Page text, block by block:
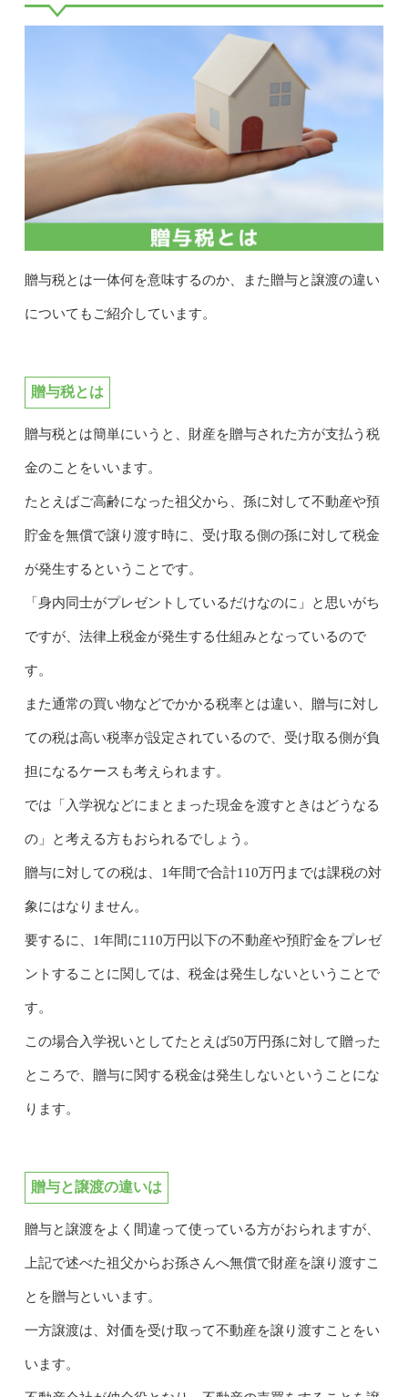
贈与税とは一体何を意味するのか、また贈与と譲渡の違い
についてもご紹介しています。
贈与税とは
贈与税とは簡単にいうと、財産を贈与された方が支払う税
金のことをいいます。
たとえばご高齢になった祖父から、孫に対して不動産や預
貯金を無償で譲り渡す時に、受け取る側の孫に対して税金
が発生するということです。
「身内同士がプレゼントしているだけなのに」と思いがち
ですが、法律上税金が発生する仕組みとなっているので
す。
また通常の買い物などでかかる税率とは違い、贈与に対し
ての税は高い税率が設定されているので、受け取る側が負
担になるケースも考えられます。
では「入学祝などにまとまった現金を渡すときはどうなる
の」と考える方もおられるでしょう。
贈与に対しての税は、1年間で合計110万円までは課税の対
象にはなりません。
要するに、1年間に110万円以下の不動産や預貯金をプレゼ
ントすることに関しては、税金は発生しないということで
す。
この場合入学祝いとしてたとえば50万円孫に対して贈った
ところで、贈与に関する税金は発生しないということにな
ります。
贈与と譲渡の違いは
贈与と譲渡をよく間違って使っている方がおられますが、
上記で述べた祖父からお孫さんへ無償で財産を譲り渡すこ
とを贈与といいます。
一方譲渡は、対価を受け取って不動産を譲り渡すことをい
います。